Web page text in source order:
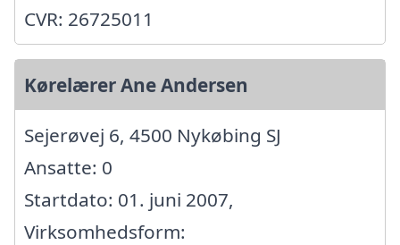
CVR: 26725011
Kørelærer Ane Andersen
Sejerøvej 6, 4500 Nykøbing SJ
Ansatte: 0
Startdato: 01. juni 2007,
Virksomhedsform: